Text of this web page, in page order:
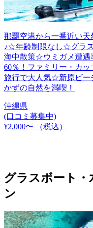
那覇空港から一番近い天
♪☆年齢制限なし☆グラ
海中散策☆ウミガメ遭遇
60％！ファミリー・カッ
旅行で大人気☆新原ビー
かずの自然を満喫！
沖縄県
(口コミ募集中)
¥2,000〜
（税込）
グラスボート・
ン